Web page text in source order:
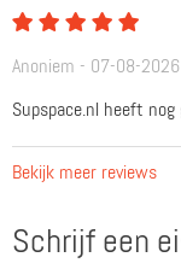
Anoniem - 07-08-2026
Supspace.nl heeft
Bekijk meer reviews
Schrijf een